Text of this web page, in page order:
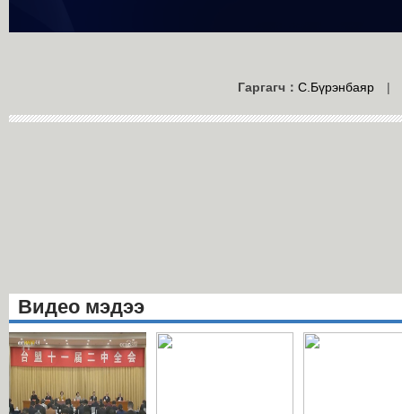
Гаргагч： С.Бүрэнбаяр |
Видео мэдээ